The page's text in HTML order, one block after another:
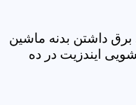
داشتن بدنه ماشین
ایندزیت در ده